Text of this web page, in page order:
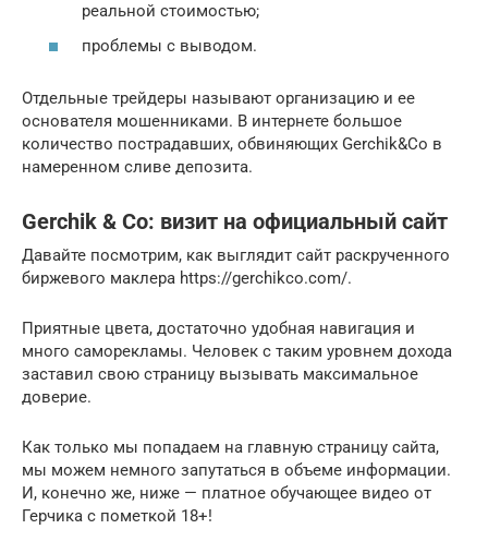
реальной стоимостью;
проблемы с выводом.
Отдельные трейдеры называют организацию и ее
основателя мошенниками. В интернете большое
количество пострадавших, обвиняющих Gerchik&Co в
намеренном сливе депозита.
Gerchik & Co: визит на официальный сайт
Давайте посмотрим, как выглядит сайт раскрученного
биржевого маклера https://gerchikco.com/.
Приятные цвета, достаточно удобная навигация и
много саморекламы. Человек с таким уровнем дохода
заставил свою страницу вызывать максимальное
доверие.
Как только мы попадаем на главную страницу сайта,
мы можем немного запутаться в объеме информации.
И, конечно же, ниже — платное обучающее видео от
Герчика с пометкой 18+!